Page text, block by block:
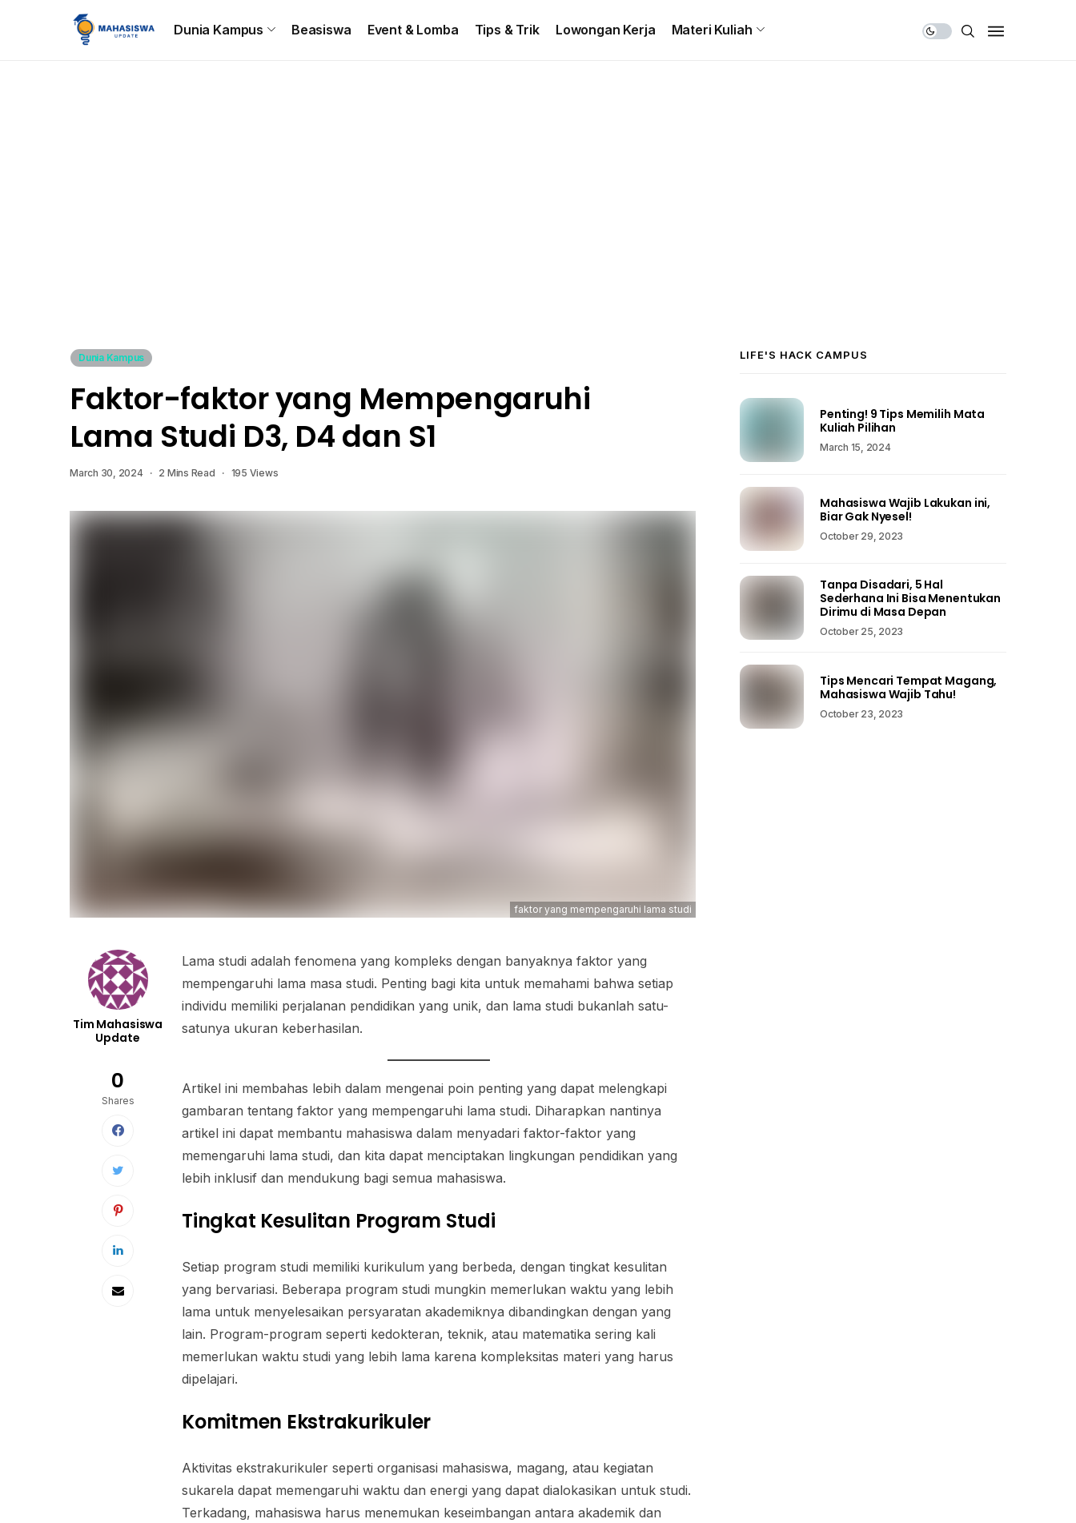
Beranda
Dunia Kampus Beasiswa Event & Lomba Tips & Trik Lowongan Kerja Materi Kuliah
Dunia Kampus
Faktor-faktor yang Mempengaruhi
Lama Studi D3, D4 dan S1
March 30, 2024 2 Mins Read 195 Views
faktor yang mempengaruhi lama studi
Tim Mahasiswa
Update
0
Shares
Lama studi adalah fenomena yang kompleks dengan banyaknya faktor yang
mempengaruhi lama masa studi. Penting bagi kita untuk memahami bahwa setiap
individu memiliki perjalanan pendidikan yang unik, dan lama studi bukanlah satu-
satunya ukuran keberhasilan.
Artikel ini membahas lebih dalam mengenai poin penting yang dapat melengkapi
gambaran tentang faktor yang mempengaruhi lama studi. Diharapkan nantinya
artikel ini dapat membantu mahasiswa dalam menyadari faktor-faktor yang
memengaruhi lama studi, dan kita dapat menciptakan lingkungan pendidikan yang
lebih inklusif dan mendukung bagi semua mahasiswa.
Tingkat Kesulitan Program Studi
Setiap program studi memiliki kurikulum yang berbeda, dengan tingkat kesulitan
yang bervariasi. Beberapa program studi mungkin memerlukan waktu yang lebih
lama untuk menyelesaikan persyaratan akademiknya dibandingkan dengan yang
lain. Program-program seperti kedokteran, teknik, atau matematika sering kali
memerlukan waktu studi yang lebih lama karena kompleksitas materi yang harus
dipelajari.
Komitmen Ekstrakurikuler
Aktivitas ekstrakurikuler seperti organisasi mahasiswa, magang, atau kegiatan
sukarela dapat memengaruhi waktu dan energi yang dapat dialokasikan untuk studi.
Terkadang, mahasiswa harus menemukan keseimbangan antara akademik dan
LIFE'S HACK CAMPUS
Penting! 9 Tips Memilih Mata
Kuliah Pilihan
March 15, 2024
Mahasiswa Wajib Lakukan ini,
Biar Gak Nyesel!
October 29, 2023
Tanpa Disadari, 5 Hal
Sederhana Ini Bisa Menentukan
Dirimu di Masa Depan
October 25, 2023
Tips Mencari Tempat Magang,
Mahasiswa Wajib Tahu!
October 23, 2023